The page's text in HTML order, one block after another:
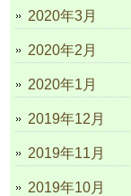
2020年3月
2020年2月
2020年1月
2019年12月
2019年11月
2019年10月